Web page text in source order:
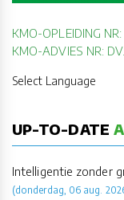
KMO-OPLEIDING
KMO-ADVIES NR:
Select Language
UP-TO-DATE
Intelligentie zonder
(donderdag, 06 aug.